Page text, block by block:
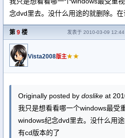
念dvd里去。没什么用途的就删除。
第 9 楼 发表于 2010-03-09 12:44
Vista2008版主★★
Originally posted by doslike at
我只是想看看哪一个windows最受
windows纪念dvd里去。没什么用
有cd版本的了